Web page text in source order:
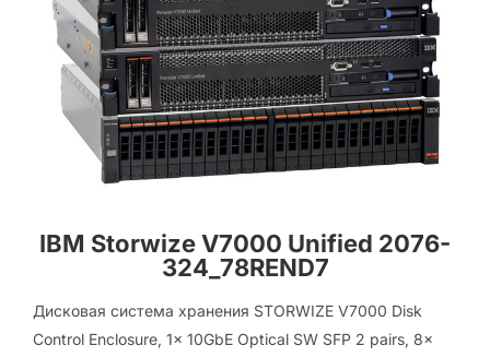
IBM Storwize V7000 Unified 2076-
324_78REND7
Дисковая система хранения STORWIZE V7000 Disk
Control Enclosure, 1x 10GbE Optical SW SFP 2 pairs, 8x